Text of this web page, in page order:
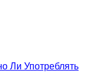
Ли Употреблять